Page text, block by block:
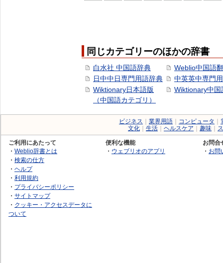
同じカテゴリーのほかの辞書
白水社 中国語辞典
日中中日専門用語辞典
Wiktionary日本語版
（中国語カテゴリ）
Weblio中国語
中英英中専門
Wiktionary中国
ビジネス 業界用語 コンピュータ
文化
生活 ヘルスケア 趣味
ご利用にあたって
・ Weblio辞書とは
・ 検索の仕方
・ ヘルプ
・ 利用規約
・ プライバシーポリシー
・ サイトマップ
・ クッキー・アクセスデータに
ついて
便利な機能
・ ウェブリオのアプリ
お問合
・ お問